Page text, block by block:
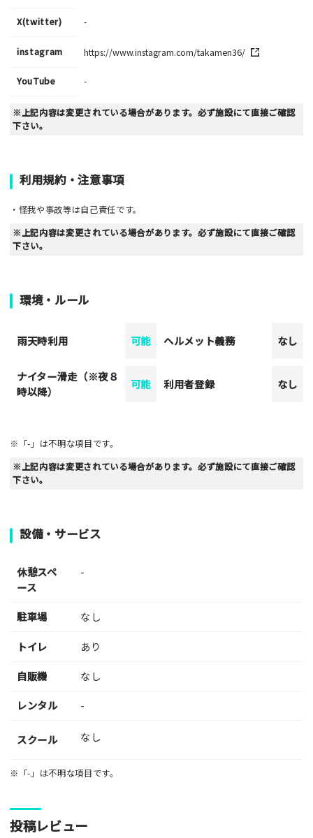
X(twitter) -
instagram https://www.instagram.com/takamen36/
YouTube -
※上記内容は変更されている場合があります。必ず施設にて直接ご確認
下さい。
利用規約・注意事項
・怪我や事故等は自己責任です。
※上記内容は変更されている場合があります。必ず施設にて直接ご確認
下さい。
環境・ルール
雨天時利用 可能 ヘルメット義務 なし
ナイター滑走（※夜８
時以降）
可能 利用者登録 なし
※「-」は不明な項目です。
※上記内容は変更されている場合があります。必ず施設にて直接ご確認
下さい。
設備・サービス
休憩スペ
ース
-
駐車場 なし
トイレ
あり
自販機
なし
レンタル
-
スクール なし
※「-」は不明な項目です。
投稿レビュー